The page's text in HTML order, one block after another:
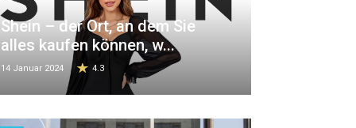
Shein – der Ort, an dem Sie
alles kaufen können, w...
14 Januar 2024 4.3